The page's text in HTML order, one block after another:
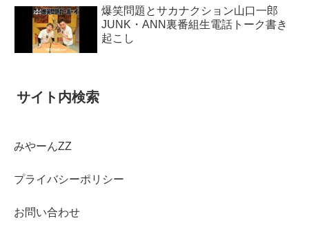
爆笑問題とサカナクション山口一郎
JUNK・ANN裏番組生電話トーク書き
起こし
サイト内検索
みやーんZZ
プライバシーポリシー
お問い合わせ